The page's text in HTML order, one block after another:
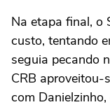
Na etapa final, o
custo, tentando
seguia pecando
CRB aproveitou-
com